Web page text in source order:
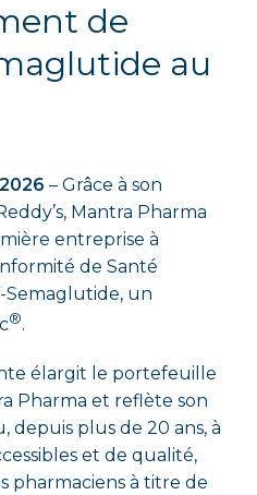
de
au
– Grâce à son
Mantra Pharma
entreprise à
de Santé
Semaglutide, un
®.
élargit le portefeuille
Pharma et reflète son
plus de 20 ans, à
et de qualité,
pharmaciens à titre de